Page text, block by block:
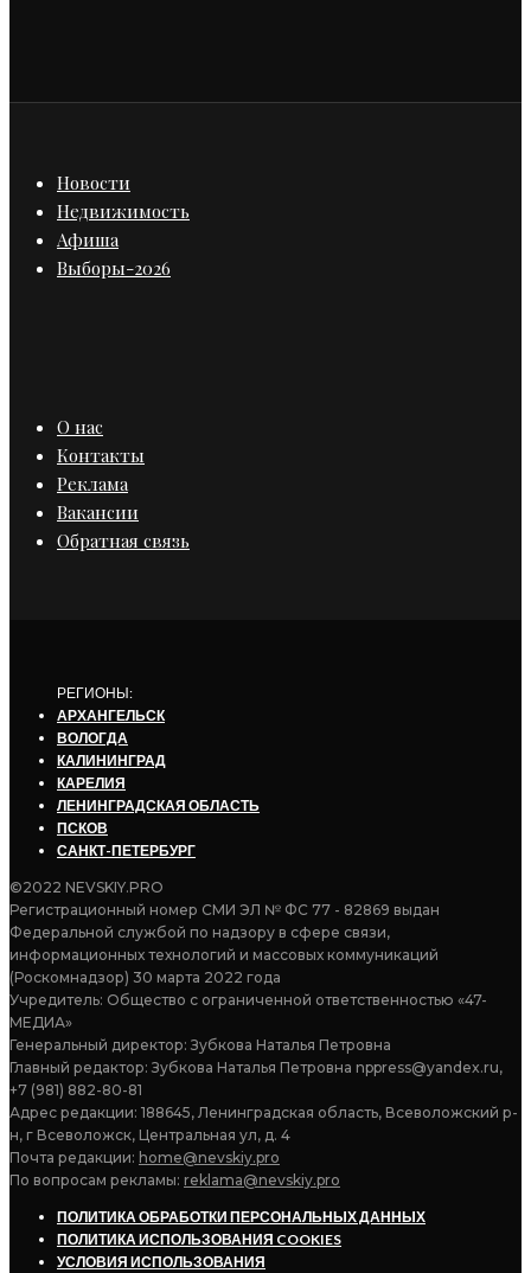
Новости
Недвижимость
Афиша
Выборы-2026
О нас
Контакты
Реклама
Вакансии
Обратная связь
РЕГИОНЫ:
АРХАНГЕЛЬСК
ВОЛОГДА
КАЛИНИНГРАД
КАРЕЛИЯ
ЛЕНИНГРАДСКАЯ ОБЛАСТЬ
ПСКОВ
САНКТ-ПЕТЕРБУРГ
©2022 NEVSKIY.PRO
Регистрационный номер СМИ ЭЛ № ФС 77 - 82869 выдан
Федеральной службой по надзору в сфере связи,
информационных технологий и массовых коммуникаций
(Роскомнадзор) 30 марта 2022 года
Учредитель: Общество с ограниченной ответственностью «47-
МЕДИА»
Генеральный директор: Зубкова Наталья Петровна
Главный редактор: Зубкова Наталья Петровна nppress@yandex.ru,
+7 (981) 882-80-81
Адрес редакции: 188645, Ленинградская область, Всеволожский р-
н, г Всеволожск, Центральная ул, д. 4
Почта редакции: home@nevskiy.pro
По вопросам рекламы: reklama@nevskiy.pro
ПОЛИТИКА ОБРАБОТКИ ПЕРСОНАЛЬНЫХ ДАННЫХ
ПОЛИТИКА ИСПОЛЬЗОВАНИЯ COOKIES
УСЛОВИЯ ИСПОЛЬЗОВАНИЯ